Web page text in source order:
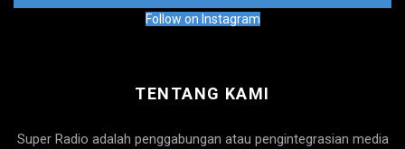
Follow on Instagram
TENTANG KAMI
Super Radio adalah penggabungan atau pengintegrasian media